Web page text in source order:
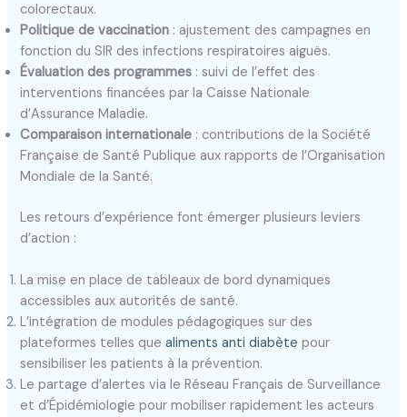
colorectaux.
Politique de vaccination : ajustement des campagnes en
fonction du SIR des infections respiratoires aiguës.
Évaluation des programmes : suivi de l’effet des
interventions financées par la Caisse Nationale
d’Assurance Maladie.
Comparaison internationale : contributions de la Société
Française de Santé Publique aux rapports de l’Organisation
Mondiale de la Santé.
Les retours d’expérience font émerger plusieurs leviers
d’action :
La mise en place de tableaux de bord dynamiques
accessibles aux autorités de santé.
L’intégration de modules pédagogiques sur des
plateformes telles quealiments anti diabète pour
sensibiliser les patients à la prévention.
Le partage d’alertes via le Réseau Français de Surveillance
et d’Épidémiologie pour mobiliser rapidement les acteurs